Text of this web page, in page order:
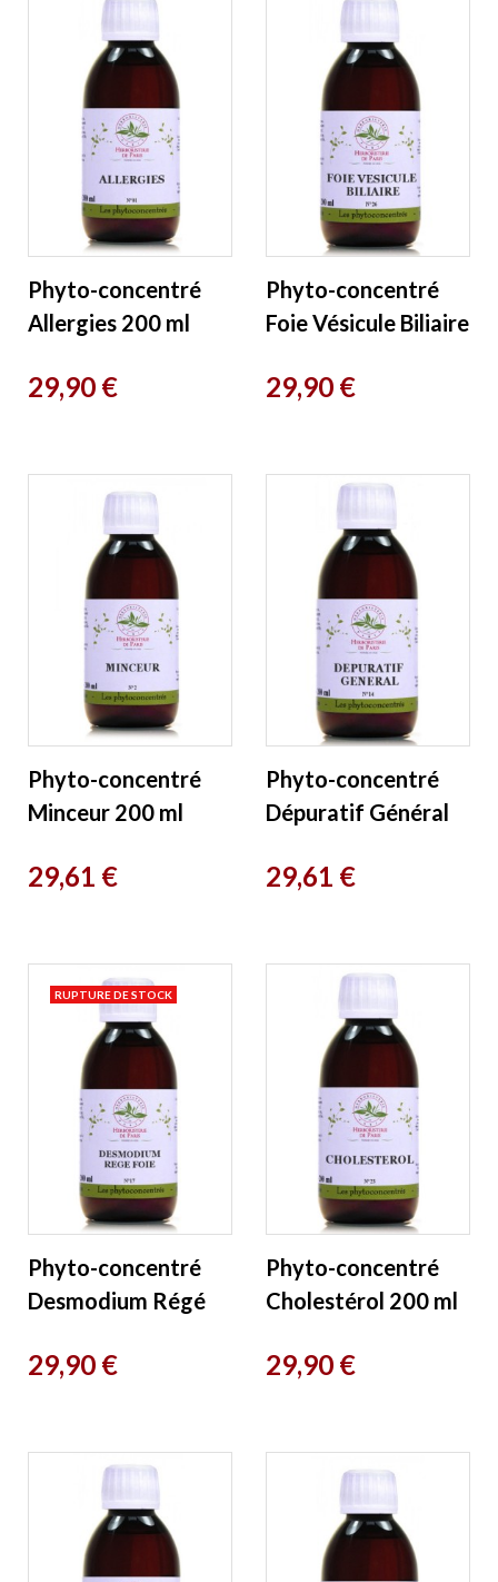
Phyto-concentré
Allergies 200 ml
Paris
Prix
29,90 €
Phyto-concentré
Foie Vésicule Biliaire
Herboristerie de
Prix
29,90 €
Phyto-concentré
Minceur 200 ml
Paris
Prix
29,61 €
Phyto-concentré
Dépuratif Général
de Paris
Prix
29,61 €
Phyto-concentré
Desmodium Régé
Herboristerie de
Prix
29,90 €
RUPTURE DE STOCK
Phyto-concentré
Cholestérol 200 ml
Paris
Prix
29,90 €